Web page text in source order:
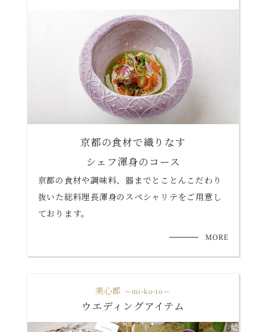
京都の食材で織りなす
シェフ渾身のコース
京都の食材や調味料、器までとことんこだわり
抜いた総料理長渾身の スペシャリテ をご用意し
ております。
MORE
美心都 ～mi-ko-to～
ウエディングアイテム